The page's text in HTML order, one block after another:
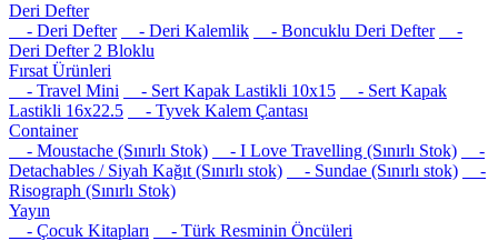
Deri Defter
- Deri Defter
- Deri Kalemlik - Boncuklu Deri Defter
-
Deri Defter 2 Bloklu
Fırsat Ürünleri
- Travel Mini
- Sert Kapak Lastikli 10x15
- Sert Kapak
Lastikli 16x22.5
- Tyvek Kalem Çantası
Container
- Moustache (Sınırlı Stok)
- I Love Travelling (Sınırlı Stok)
-
Detachables / Siyah Kağıt (Sınırlı stok)
- Sundae (Sınırlı stok)
-
Risograph (Sınırlı Stok)
Yayın
- Çocuk Kitapları
- Türk Resminin Öncüleri